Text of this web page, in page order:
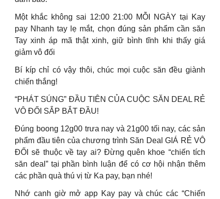
Một khắc không sai 12:00 21:00 MỖI NGÀY tại Kay
pay Nhanh tay lẹ mắt, chọn đúng sản phẩm cần săn
Tay xinh áp mã thật xinh, giữ bình tĩnh khi thấy giá
giảm vô đối
Bí kíp chỉ có vậy thôi, chúc mọi cuộc săn đều giành
chiến thắng!
“PHÁT SÚNG” ĐẦU TIÊN CỦA CUỘC SĂN DEAL RẺ
VÔ ĐỐI SẮP BẮT ĐẦU!
Đúng boong 12g00 trưa nay và 21g00 tối nay, các sản
phẩm đầu tiên của chương trình Săn Deal GIÁ RẺ VÔ
ĐỐI sẽ thuộc về tay ai? Đừng quên khoe “chiến tích
săn deal” tại phần bình luận để có cơ hội nhận thêm
các phần quà thú vị từ Ka pay, bạn nhé!
Nhớ canh giờ mở app Kay pay và chúc các “Chiến